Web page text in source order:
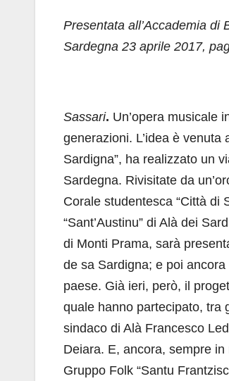
Presentata all’Accademia di
Sardegna 23 aprile 2017,
Sassari. Un’opera musicale
generazioni. L’idea è
Sardigna”, ha realizzato un
Sardegna. Rivisitate da
Corale studentesca “Città di
“Sant’Austinu” di Alà dei
di Monti Prama, sarà
de sa Sardigna; e poi
paese. Già ieri, però, il
quale hanno partecipato, tra
sindaco di Alà Francesco
Deiara. E, ancora, sempre in
Gruppo Folk “Santu